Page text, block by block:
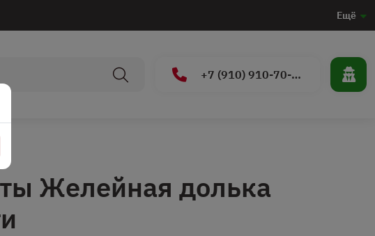
Ещё
+7 (910) 910-70-15
Желейная долька